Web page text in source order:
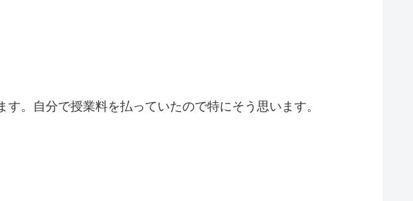
。自分で授業料を払っていたので特にそう思います。